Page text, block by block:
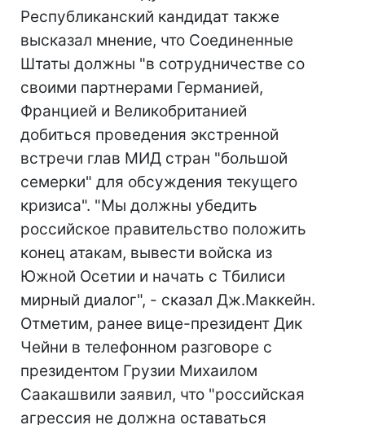
Республиканский кандидат также
высказал мнение, что Соединенные
Штаты должны "в сотрудничестве со
своими партнерами Германией,
Францией и Великобританией
добиться проведения экстренной
встречи глав МИД стран "большой
семерки" для обсуждения текущего
кризиса". "Мы должны убедить
российское правительство положить
конец атакам, вывести войска из
Южной Осетии и начать с Тбилиси
мирный диалог", - сказал Дж.Маккейн.
Отметим, ранее вице-президент Дик
Чейни в телефонном разговоре с
президентом Грузии Михаилом
Саакашвили заявил, что "российская
агрессия не должна оставаться